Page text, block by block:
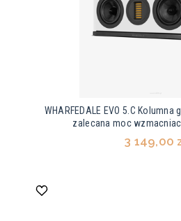
WHARFEDALE EVO 5.C
zalecana moc
3 149,00